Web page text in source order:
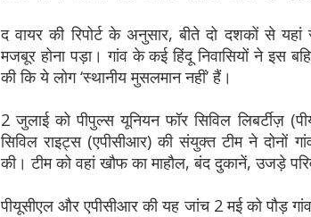
द वायर की रिपोर्ट के अनुसार, बीते दो दशकों से
मजबूर होना पड़ा। गांव के कई हिंदू निवासियों ने इस
की कि ये लोग ‘स्थानीय मुसलमान नहीं’ हैं।
2 जुलाई को पीपुल्स यूनियन फॉर सिविल लिबर्टीज़
सिविल राइट्स (एपीसीआर) की संयुक्त टीम ने दोनों
की। टीम को वहां खौफ का माहौल, बंद दुकानें, उजड़े
पीयूसीएल और एपीसीआर की यह जांच 2 मई को पौड़